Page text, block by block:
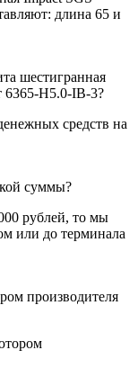
длина 65 и
шестигранная
6365-H5.0-IB-3?
средств на
суммы?
рублей, то мы
или до терминала
производителя